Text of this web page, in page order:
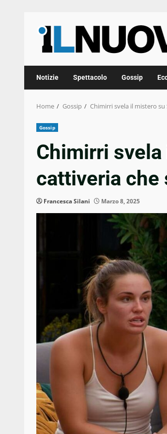
Notizie Spettacolo Gossip
Home Gossip Chimirri svela il mistero
Gossip
Chimirri
cattiveria che
Francesca Silani Marzo 8, 2025